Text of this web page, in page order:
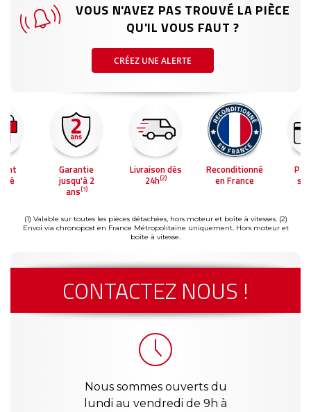
VOUS N'AVEZ PAS TROUVÉ LA PIÈCE
QU'IL VOUS FAUT ?
CRÉEZ UNE ALERTE
Garantie
jusqu'à 2
ans(1)
Livraison dès
24h(2)
Reconditionné
en France
(1) Valable sur toutes les pièces détachées, hors moteur et boîte à vitesses. (2)
Envoi via chronopost en France Métropolitaine uniquement. Hors moteur et
boîte à vitesse.
CONTACTEZ NOUS !
Nous sommes ouverts du
lundi au vendredi de 9h à